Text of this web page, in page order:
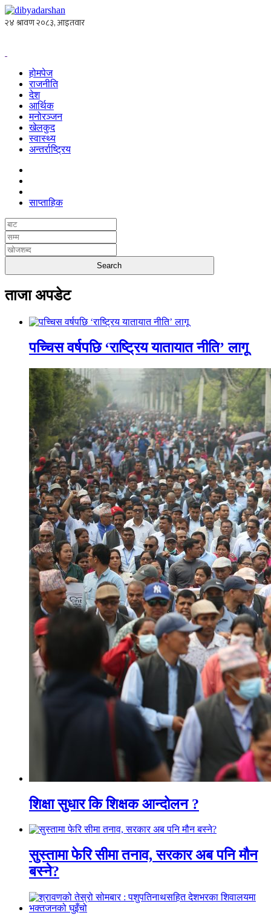
होमपेज
राजनीति
देश
आर्थिक
मनोरञ्जन
खेलकुद
स्वास्थ्य
अन्तर्राष्ट्रिय
साप्ताहिक
ताजा अपडेट
पच्चिस वर्षपछि ‘राष्ट्रिय यातायात नीति’ लागू
शिक्षा सुधार कि शिक्षक आन्दोलन ?
सुस्तामा फेरि सीमा तनाव, सरकार अब पनि मौन
बस्ने?